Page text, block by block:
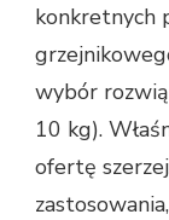
konkretnych
wybór
10 kg).
ofertę